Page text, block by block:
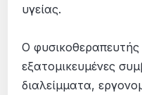
υγείας.
Ο φυσικοθεραπευτής
εξατομικευμένες
διαλείμματα,